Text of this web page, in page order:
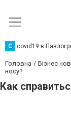
C covid19 в
Головна Бізнес
носу?
Как